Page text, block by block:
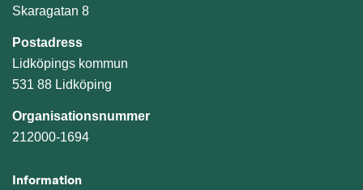
Skaragatan 8
Postadress
Lidköpings kommun
531 88 Lidköping
Organisationsnummer
212000-1694
Information